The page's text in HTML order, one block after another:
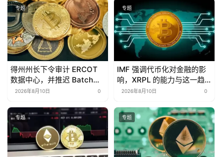
专题
得州州长下令审计 ERCOT
数据中心，并推迟 Batch
Zero 分类
2026年8月10日 0
专题
IMF 强调代币化对金融的影
响，XRPL 的能力与这一趋
势相契合
2026年8月10日 0
专题 专题